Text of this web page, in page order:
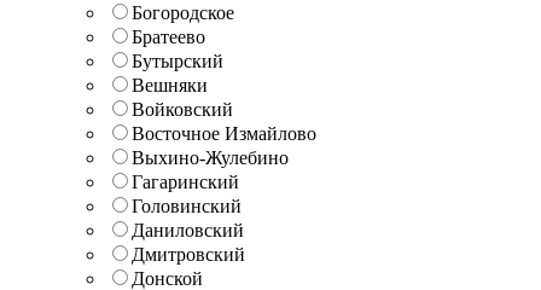
Богородское
Братеево
Бутырский
Вешняки
Войковский
Восточное Измайлово
Выхино-Жулебино
Гагаринский
Головинский
Даниловский
Дмитровский
Донской